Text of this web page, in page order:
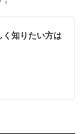
知りたい方は